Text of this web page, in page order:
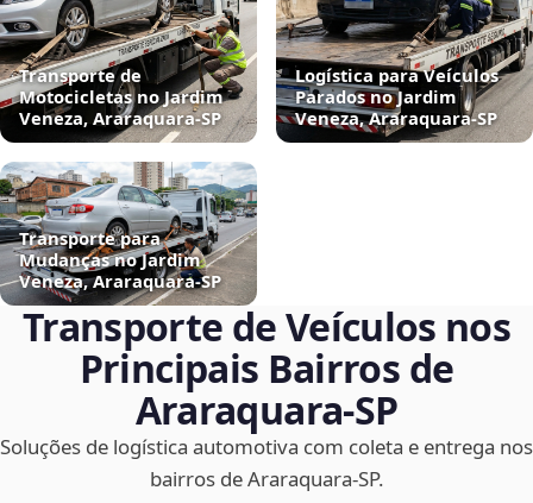
Transporte de
Motocicletas no Jardim
Veneza, Araraquara‑SP
Logística para Veículos
Parados no Jardim
Veneza, Araraquara‑SP
Transporte para
Mudanças no Jardim
Veneza, Araraquara‑SP
Transporte de Veículos nos
Principais Bairros de
Araraquara‑SP
Soluções de logística automotiva com coleta e entrega nos
bairros de Araraquara‑SP.